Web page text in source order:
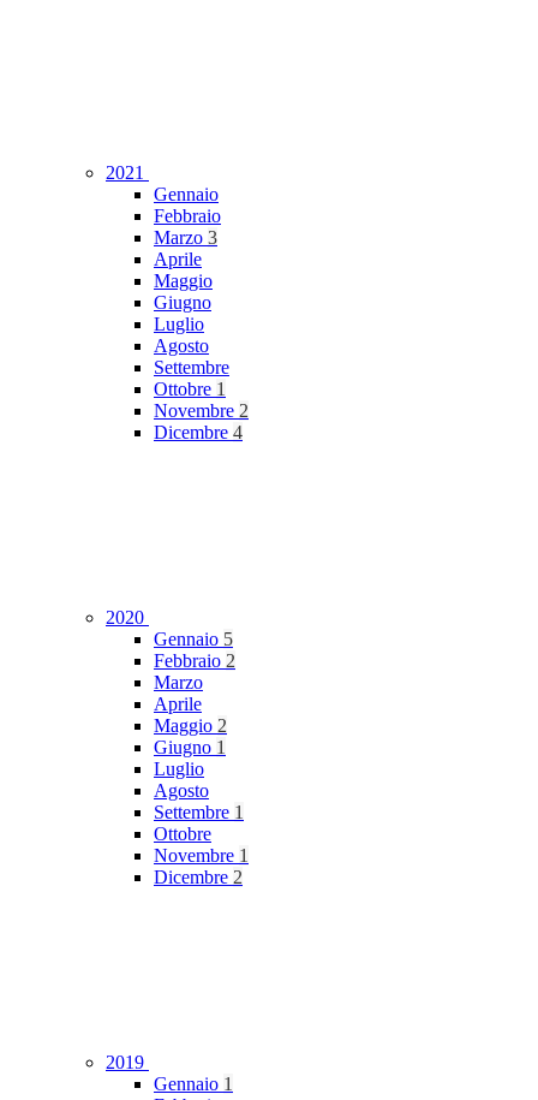
2021
Gennaio
Febbraio
Marzo 3
Aprile
Maggio
Giugno
Luglio
Agosto
Settembre
Ottobre 1
Novembre 2
Dicembre 4
2020
Gennaio 5
Febbraio 2
Marzo
Aprile
Maggio 2
Giugno 1
Luglio
Agosto
Settembre 1
Ottobre
Novembre 1
Dicembre 2
2019
Gennaio 1